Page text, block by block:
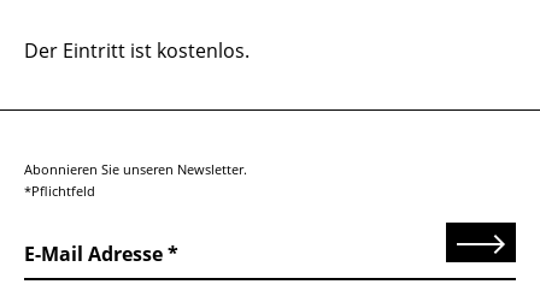
Der Eintritt ist kostenlos.
Abonnieren Sie unseren Newsletter.
*Pflichtfeld
E-Mail Adresse Senden